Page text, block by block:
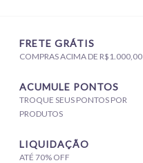
FRETE GRÁTIS
COMPRAS ACIMA DE R$1.000,00
ACUMULE PONTOS
TROQUE SEUS PONTOS POR
PRODUTOS
LIQUIDAÇÃO
ATÉ 70% OFF